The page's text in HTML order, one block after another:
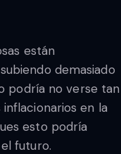
están
demasiado
podría no verse tan
en la
esto podría
futuro.